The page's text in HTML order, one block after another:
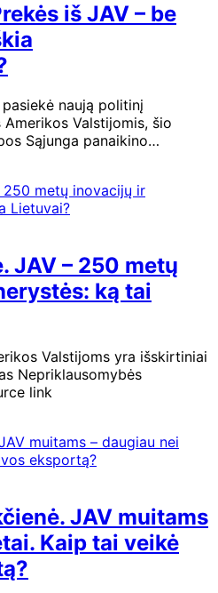
iš JAV – be
naują politinį
Valstijomis, šio
Sąjunga panaikino…
JAV – 250 metų
ką tai
Valstijoms yra išskirtiniai
Nepriklausomybės
link
JAV muitams
Kaip tai veikė